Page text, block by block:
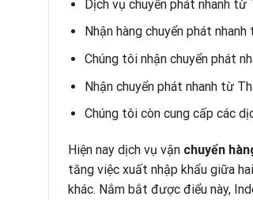
Dịch vụ chuyển phát nhanh
Nhận hàng chuyển phát
Chúng tôi nhận chuyển phát
Nhận chuyển phát nhanh từ
Chúng tôi còn cung cấp các
Hiện nay dịch vụ vận chuyển
tăng việc xuất nhập khẩu giữa
khác. Nắm bắt được điểu này,